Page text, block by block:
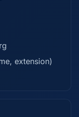
extension)